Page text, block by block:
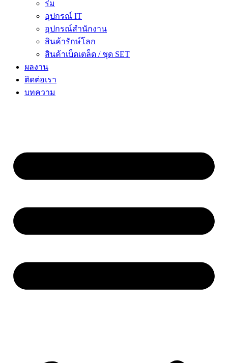
ร่ม
อุปกรณ์ IT
อุปกรณ์สำนักงาน
สินค้ารักษ์โลก
สินค้าเบ็ดเตล็ด / ชุด SET
ผลงาน
ติดต่อเรา
บทความ